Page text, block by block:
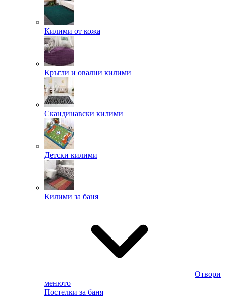
Килими от кожа
Кръгли и овални килими
Скандинавски килими
Детски килими
Килими за баня
Отвори
менюто
Постелки за баня